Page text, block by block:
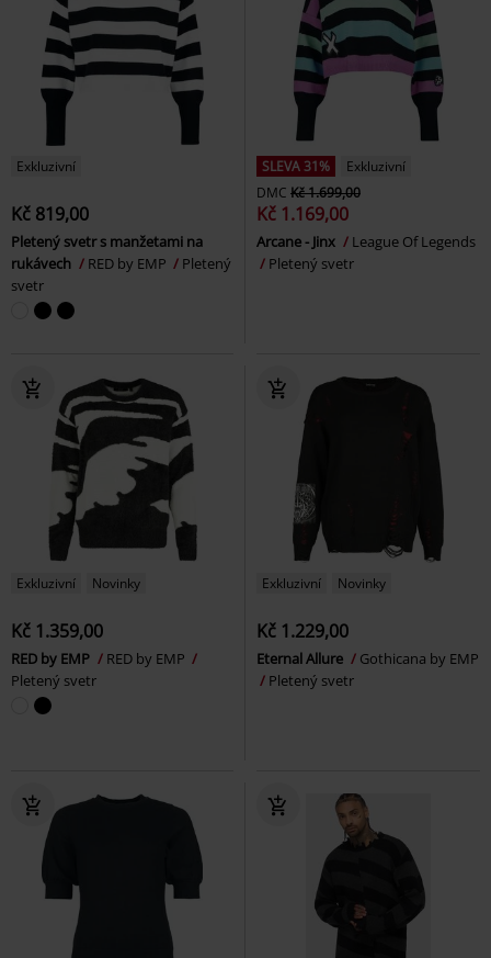
Exkluzivní
Kč 819,00
Pletený svetr s manžetami na
rukávech
RED by EMP
Pletený
svetr
SLEVA 31%
Exkluzivní
DMC Kč 1.699,00
Kč 1.169,00
Arcane - Jinx
League Of Legends
Pletený svetr
Exkluzivní Novinky
Kč 1.359,00
RED by EMP
RED by EMP
Pletený svetr
Exkluzivní Novinky
Kč 1.229,00
Eternal Allure
Gothicana by EMP
Pletený svetr